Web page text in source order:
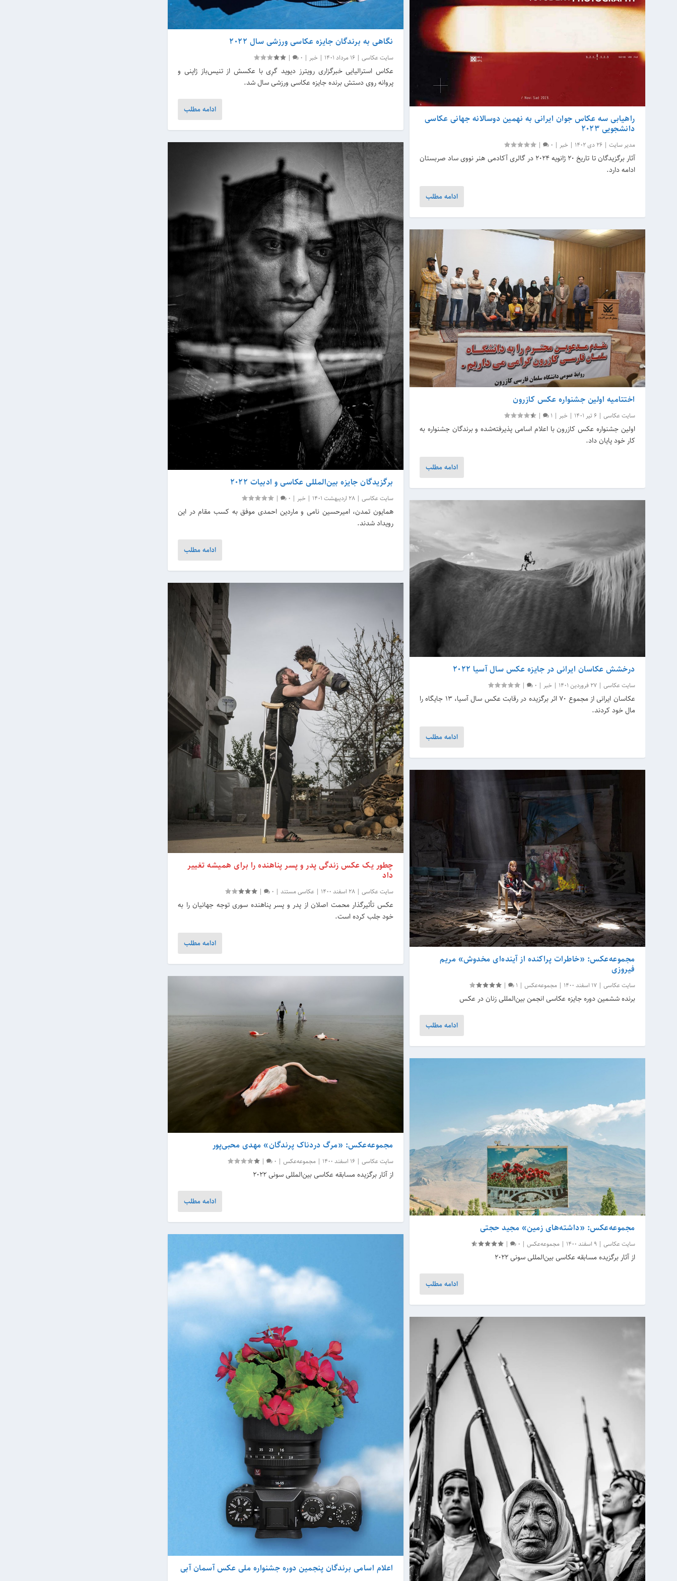
راهیابی سه عکاس جوان ایرانی به نهمین دوسالانه جهانی عکاسی
دانشجویی ۲۰۲۳
مدیر سایت |26 دی 1402 | خبر |
0
|
آثار برگزیدگان تا تاریخ ۲۰ ژانویه ۲۰۲۴ در گالری آکادمی هنر نووی ساد صربستان
ادامه دارد.
ادامه مطلب
اختتامیه اولین جشنواره عکس کازرون
سایت عکاسی |6 تیر 1401 | خبر |
1
|
اولین جشنواره عکس کازرون با اعلام اسامی پذیرفته‌شده و برندگان جشنواره به
کار خود پایان داد.
ادامه مطلب
درخشش عکاسان ایرانی در جایزه عکس سال آسیا 2022
سایت عکاسی |27 فروردین 1401 | خبر |
0
|
عکاسان ایرانی از مجموع 70 اثر برگزیده در رقابت عکس سال آسیا، 13 جایگاه را
مال خود کردند.
ادامه مطلب
مجموعه‌عکس: «خاطرات پراکنده از آینده‌ای مخدوش» مریم
فیروزی
سایت عکاسی |17 اسفند 1400 |مجموعه‌عکس |
1
|
برنده ششمین دوره جایزه عکاسی انجمن بین‌المللی زنان در عکس
ادامه مطلب
مجموعه‌عکس: «داشته‌های زمین» مجید حجتی
سایت عکاسی |9 اسفند 1400 |مجموعه‌عکس |
0
|
از آثار برگزیده مسابقه عکاسی بین‌المللی سونی 2022
ادامه مطلب
نگاهی به برندگان جایزه عکاسی ورزشی سال 2022
سایت عکاسی |16 مرداد 1401 | خبر |
0
|
عکاس استرالیایی خبرگزاری رویترز دیوید گرِی با عکسش از تنیس‌باز ژاپنی و
پروانه روی دستش برنده جایزه عکاسی ورزشی سال شد.
ادامه مطلب
برگزیدگان جایزه بین‌المللی عکاسی و ادبیات ۲۰۲۲
سایت عکاسی |28 اردیبهشت 1401 | خبر |
0
|
همایون تمدن، امیرحسین نامی و ماردین احمدی موفق به کسب مقام در این
رویداد شدند.
ادامه مطلب
چطور یک عکس زندگی پدر و پسر پناهنده را برای همیشه تغییر
داد
سایت عکاسی |28 اسفند 1400 |عکاسی مستند |
0
|
عکس تأثیرگذار محمت اصلان از پدر و پسر پناهنده سوری توجه جهانیان را به
خود جلب کرده است.
ادامه مطلب
مجموعه‌عکس: «مرگ دردناک پرندگان» مهدی محبی‌پور
سایت عکاسی |16 اسفند 1400 |مجموعه‌عکس |
0
|
از آثار برگزیده مسابقه عکاسی بین‌المللی سونی 2022
ادامه مطلب
اعلام اسامی برندگان پنجمین دوره جشنواره ملی عکس آسمان آبی